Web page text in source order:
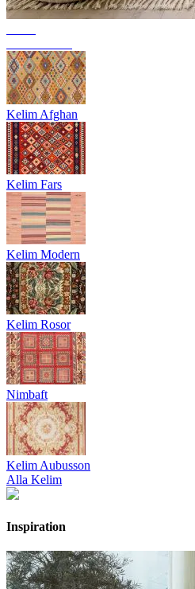
Kelim Afghan
Kelim Fars
Kelim Modern
Kelim Rosor
Nimbaft
Kelim Aubusson
Alla Kelim
Inspiration